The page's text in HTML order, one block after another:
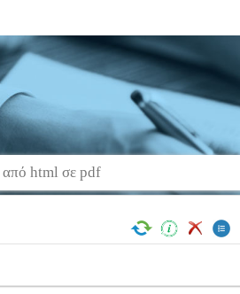
από html σε pdf